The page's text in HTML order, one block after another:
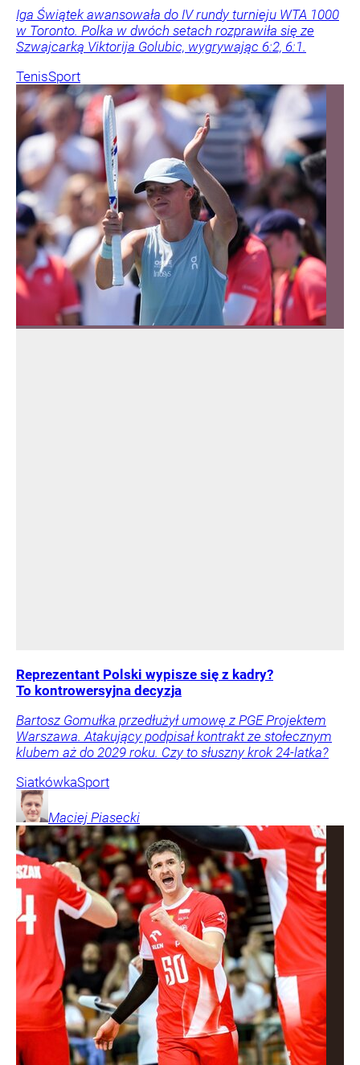
Iga Świątek awansowała do IV rundy turnieju WTA 1000
w Toronto. Polka w dwóch setach rozprawiła się ze
Szwajcarką Viktorija Golubic, wygrywając 6:2, 6:1.
TenisSport
Reprezentant Polski wypisze się z kadry?
To kontrowersyjna decyzja
Bartosz Gomułka przedłużył umowę z PGE Projektem
Warszawa. Atakujący podpisał kontrakt ze stołecznym
klubem aż do 2029 roku. Czy to słuszny krok 24-latka?
SiatkówkaSport
Maciej Piasecki